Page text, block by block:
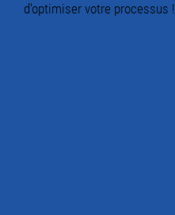
d'optimiser votre processus !